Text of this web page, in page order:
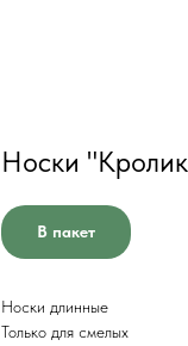
Носки
В пакет
Носки длинные
Только для смелых